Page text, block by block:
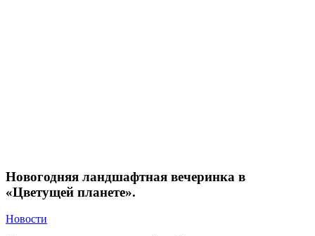
Новогодняя ландшафтная вечеринка в
«Цветущей планете».
Новости